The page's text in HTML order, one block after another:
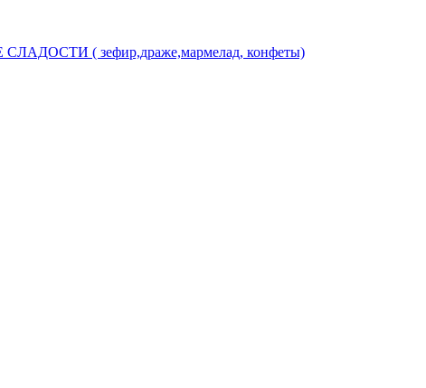
( зефир,драже,мармелад, конфеты)